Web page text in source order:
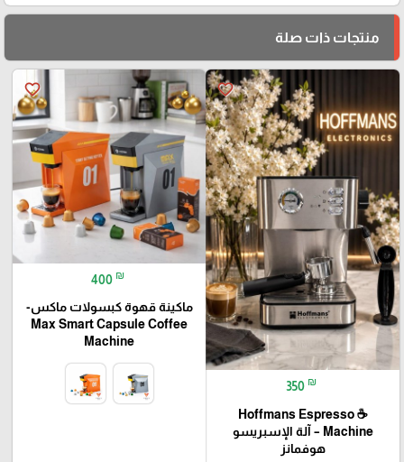
منتجات ذات صلة
favorite_border
350 ₪
☕ Hoffmans Espresso
Machine – آلة الإسبريسو
هوفمانز
favorite_border
400 ₪
ماكينة قهوة كبسولات ماكس-
Max Smart Capsule Coffee
Machine